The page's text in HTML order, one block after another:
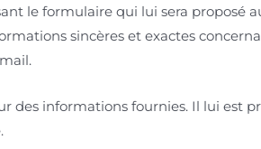
le formulaire qui lui sera proposé
sincères et exactes
des informations fournies. Il lui est